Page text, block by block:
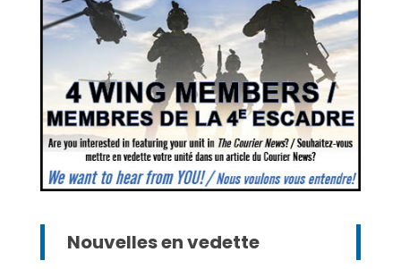
Nouvelles en vedette